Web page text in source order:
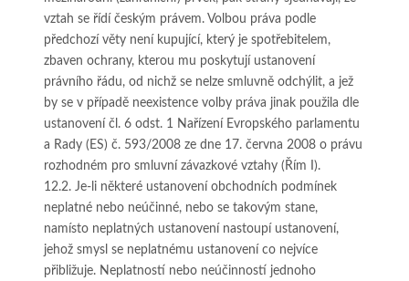
vztah se řídí českým právem. Volbou práva podle
předchozí věty není kupující, který je spotřebitelem,
zbaven ochrany, kterou mu poskytují ustanovení
právního řádu, od nichž se nelze smluvně odchýlit, a jež
by se v případě neexistence volby práva jinak použila dle
ustanovení čl. 6 odst. 1 Nařízení Evropského parlamentu
a Rady (ES) č. 593/2008 ze dne 17. června 2008 o právu
rozhodném pro smluvní závazkové vztahy (Řím I).
12.2. Je-li některé ustanovení obchodních podmínek
neplatné nebo neúčinné, nebo se takovým stane,
namísto neplatných ustanovení nastoupí ustanovení,
jehož smysl se neplatnému ustanovení co nejvíce
přibližuje. Neplatností nebo neúčinností jednoho